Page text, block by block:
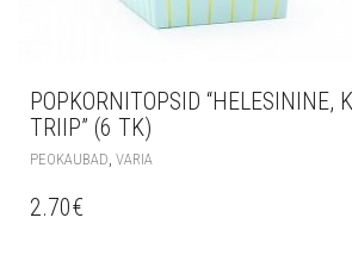
POPKORNITOPSID “HELESININE,
TRIIP” (6 TK)
PEOKAUBAD, VARIA
2.70€